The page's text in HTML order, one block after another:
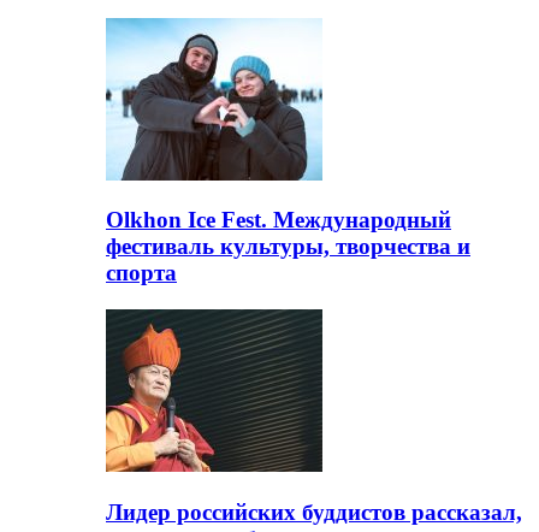
Olkhon Ice Fest. Международный
фестиваль культуры, творчества и
спорта
Лидер российских буддистов рассказал,